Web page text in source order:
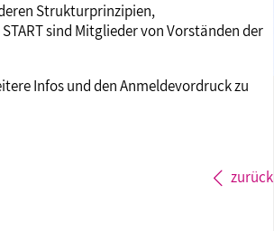
Strukturprinzipien,
sind Mitglieder von Vorständen der
Infos und den Anmeldevordruck zu
zurück